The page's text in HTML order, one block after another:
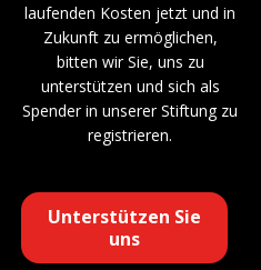
laufenden Kosten jetzt und in
Zukunft zu ermöglichen,
bitten wir Sie, uns zu
unterstützen und sich als
Spender in unserer Stiftung zu
registrieren.
Unterstützen Sie
uns